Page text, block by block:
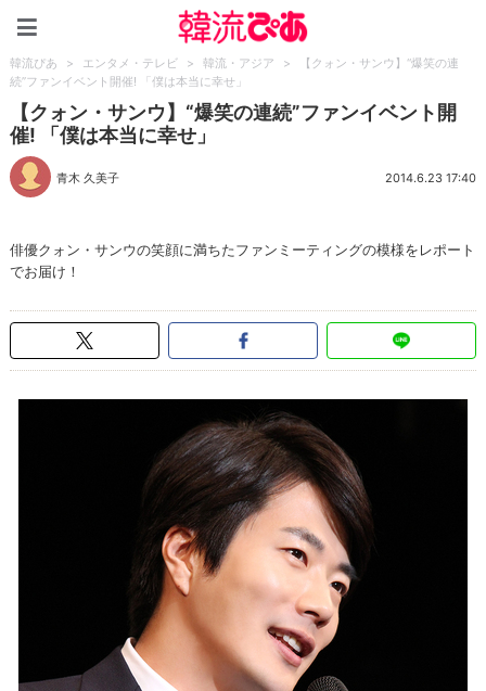
韓流ぴあ > エンタメ・テレビ > 韓流・アジア >
【クォン・サンウ】“爆笑の連
続”ファンイベント開催! 「僕は本当に幸せ」
【クォン・サンウ】“爆笑の連続”ファンイベント開
催! 「僕は本当に幸せ」
青木 久美子 2014.6.23 17:40
俳優クォン・サンウの笑顔に満ちたファンミーティングの模様をレポート
でお届け！